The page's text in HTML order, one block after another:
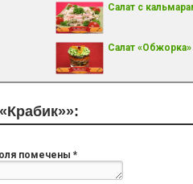
Салат с
Салат «Обжорка»
помечены *